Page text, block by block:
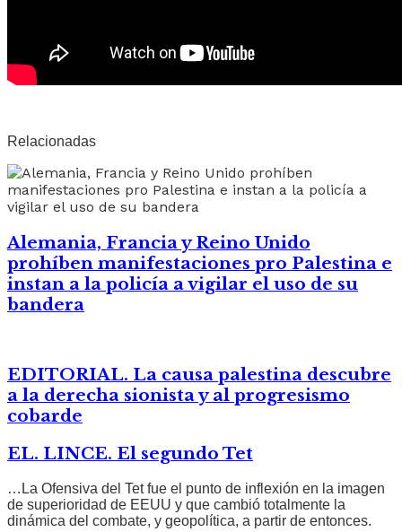
Relacionadas
Alemania, Francia y Reino Unido
prohíben manifestaciones pro Palestina e
instan a la policía a vigilar el uso de su
bandera
EDITORIAL. La causa palestina descubre
a la derecha sionista y al progresismo
cobarde
EL. LINCE. El segundo Tet
…La Ofensiva del Tet fue el punto de inflexión en la imagen
de superioridad de EEUU y que cambió totalmente la
dinámica del combate, y geopolítica, a partir de entonces.